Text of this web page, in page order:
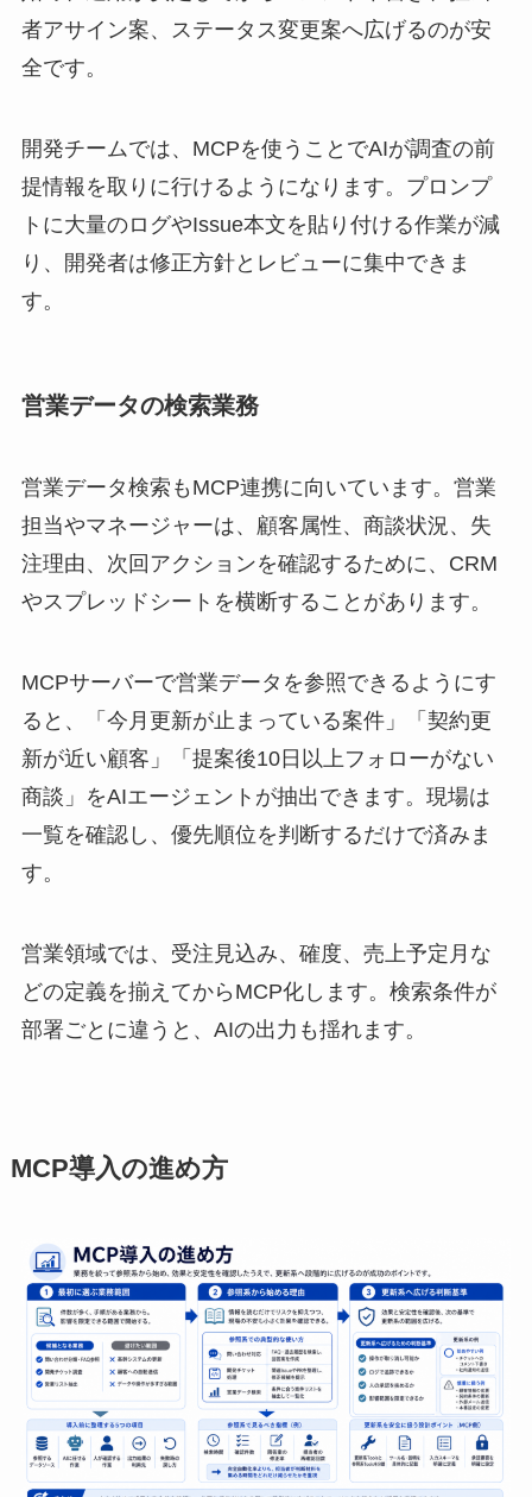
者アサイン案、ステータス変更案へ広げるのが安
全です。
開発チームでは、MCPを使うことでAIが調査の前
提情報を取りに行けるようになります。プロンプ
トに大量のログやIssue本文を貼り付ける作業が減
り、開発者は修正方針とレビューに集中できま
す。
営業データの検索業務
営業データ検索もMCP連携に向いています。営業
担当やマネージャーは、顧客属性、商談状況、失
注理由、次回アクションを確認するために、CRM
やスプレッドシートを横断することがあります。
MCPサーバーで営業データを参照できるようにす
ると、「今月更新が止まっている案件」「契約更
新が近い顧客」「提案後10日以上フォローがない
商談」をAIエージェントが抽出できます。現場は
一覧を確認し、優先順位を判断するだけで済みま
す。
営業領域では、受注見込み、確度、売上予定月な
どの定義を揃えてからMCP化します。検索条件が
部署ごとに違うと、AIの出力も揺れます。
MCP導入の進め方